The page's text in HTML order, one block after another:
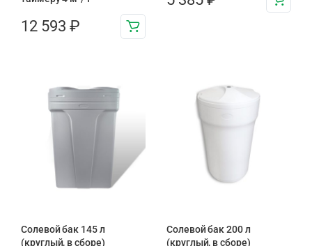
12 593 ₽
Солевой бак 145 л
(круглый, в сборе)
Солевой бак 200 л
(круглый, в сборе)